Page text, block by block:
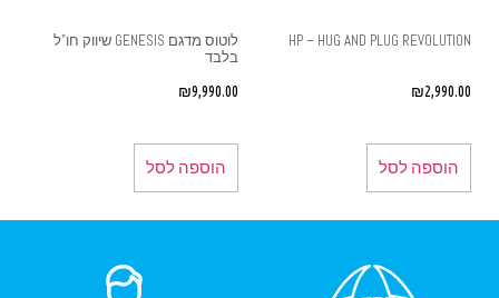
HP – HUG AND PLUG REVOLUTION
₪2,990.00
הוספה לסל
לוטוס מדגם GENESIS שיווק חו"ל
בלבד
₪9,990.00
הוספה לסל